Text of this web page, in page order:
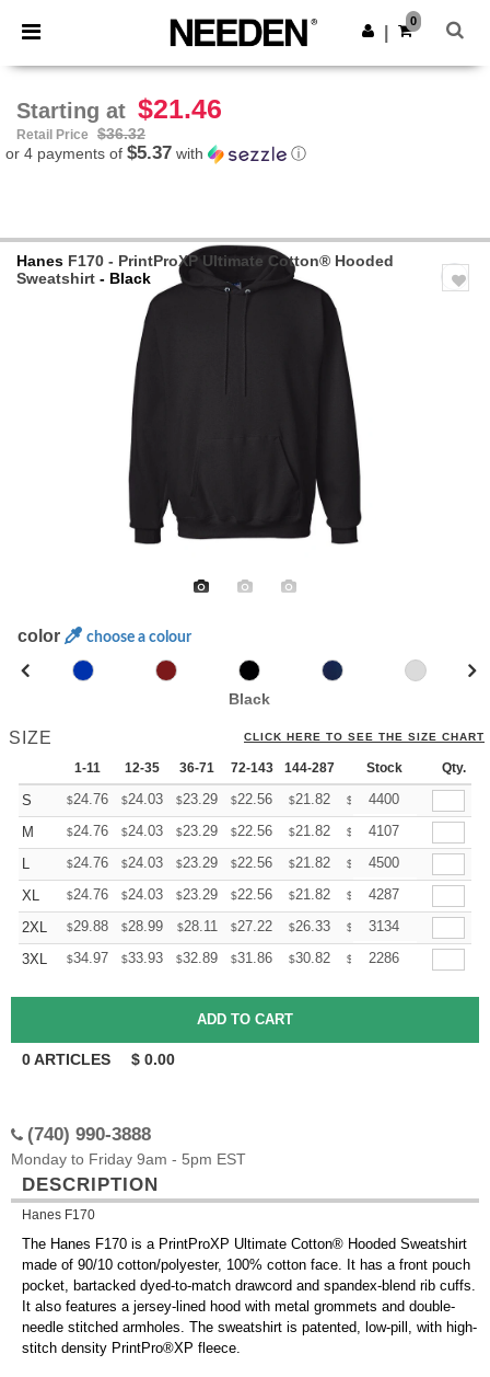
× Needen App
Better prices on app!
Get the app
0
Starting at $21.46
Retail Price
$36.32
or 4 payments of $5.37 with ⓘ
Hanes F170 - PrintProXP Ultimate Cotton® Hooded
Sweatshirt - Black
color choose a colour
Black
SIZE CLICK HERE TO SEE THE SIZE CHART
1-11 12-35 36-71 72-143 144-287 288 + More
Stock Qty.
S $24.76 $24.03 $23.29 $22.56 $21.82 $ 21.46
4400
M
$24.76 $24.03 $23.29 $22.56 $21.82 $ 21.46
4107
L
$24.76 $24.03 $23.29 $22.56 $21.82 $ 21.46
4500
XL
$24.76 $24.03 $23.29 $22.56 $21.82 $ 21.46
4287
2XL
$29.88 $28.99 $28.11 $27.22 $26.33 $ 25.89
3134
3XL
$34.97 $33.93 $32.89 $31.86 $30.82 $ 30.30
2286
0ARTICLES $ 0.00
(740) 990-3888
Monday to Friday 9am - 5pm EST
DESCRIPTION
Hanes F170
The Hanes F170 is a PrintProXP Ultimate Cotton® Hooded Sweatshirt
made of 90/10 cotton/polyester, 100% cotton face. It has a front pouch
pocket, bartacked dyed-to-match drawcord and spandex-blend rib cuffs.
It also features a jersey-lined hood with metal grommets and double-
needle stitched armholes. The sweatshirt is patented, low-pill, with high-
stitch density PrintPro®XP fleece.